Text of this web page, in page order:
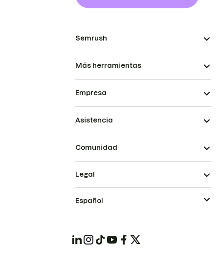
Semrush
Más herramientas
Empresa
Asistencia
Comunidad
Legal
Español